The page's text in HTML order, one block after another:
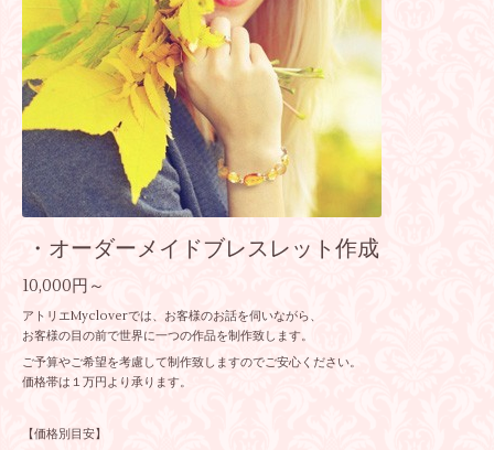
・オーダーメイドブレスレット作成
10,000円～
アトリエMycloverでは、お客様のお話を伺いながら、
お客様の目の前で世界に一つの作品を制作致します。
ご予算やご希望を考慮して制作致しますのでご安心ください。
価格帯は１万円より承ります。
【価格別目安】